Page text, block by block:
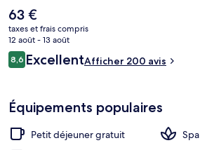
qui concerne le personnel attentionné. Les
situent à une courte distance à pied : Station
Taşkışla est à 13 min et Station de métro
Le
prix
actuel
est
de
63 €
taxes et frais compris
12 août - 13 août
Avis
voyageurs
8,68,6 sur 10
ExcellentAfficher 200 avis
Équipements populaires
Petit déjeuner gratuit
Spa